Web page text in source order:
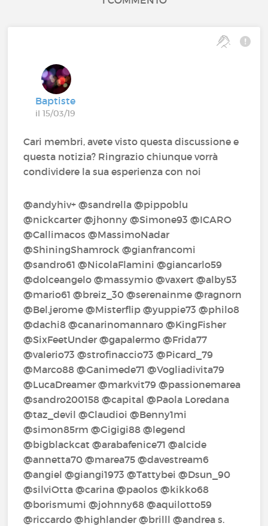
Baptiste
il 15/03/19
Cari membri, avete visto questa discussione e
questa notizia? Ringrazio chiunque vorrà
condividere la sua esperienza con noi
@andyhiv+‍ @sandrella‍ @pippoblu‍
@nickcarter‍ @jhonny‍ @Simone93‍ @ICARO‍
@Callimacos‍ @MassimoNadar‍
@ShiningShamrock‍ @gianfrancomi‍
@sandro61‍ @NicolaFlamini‍ @giancarlo59‍
@dolceangelo‍ @massymio‍ @vaxert‍ @alby53‍
@mario61‍ @breiz_30‍ @serenainme‍ @ragnorn‍
@Bel.jerome‍ @Misterflip‍ @yuppie73‍ @philo8‍
@dachi8‍ @canarinomannaro‍ @KingFisher‍
@SixFeetUnder‍ @gapalermo‍ @Frida77‍
@valerio73‍ @strofinaccio73‍ @Picard_79‍
@Marco88‍ @Ganimede71‍ @Vogliadivita79‍
@LucaDreamer‍ @markvit79‍ @passionemarea‍
@sandro200158‍ @capital‍ @Paola Loredana ‍
@taz_devil‍ @Claudioi‍ @Benny1mi‍
@simon85rm‍ @Gigigi88‍ @legend‍
@bigblackcat‍ @arabafenice71‍ @alcide‍
@annetta70‍ @marea75‍ @davestream6‍
@angiel‍ @giangi1973‍ @Tattybei‍ @Dsun_90‍
@silviOtta‍ @carina‍ @paolos‍ @kikko68‍
@borismumi‍ @johnny68‍ @aquilotto59‍
@riccardo‍ @highlander‍ @brilll‍ @andrea s.‍